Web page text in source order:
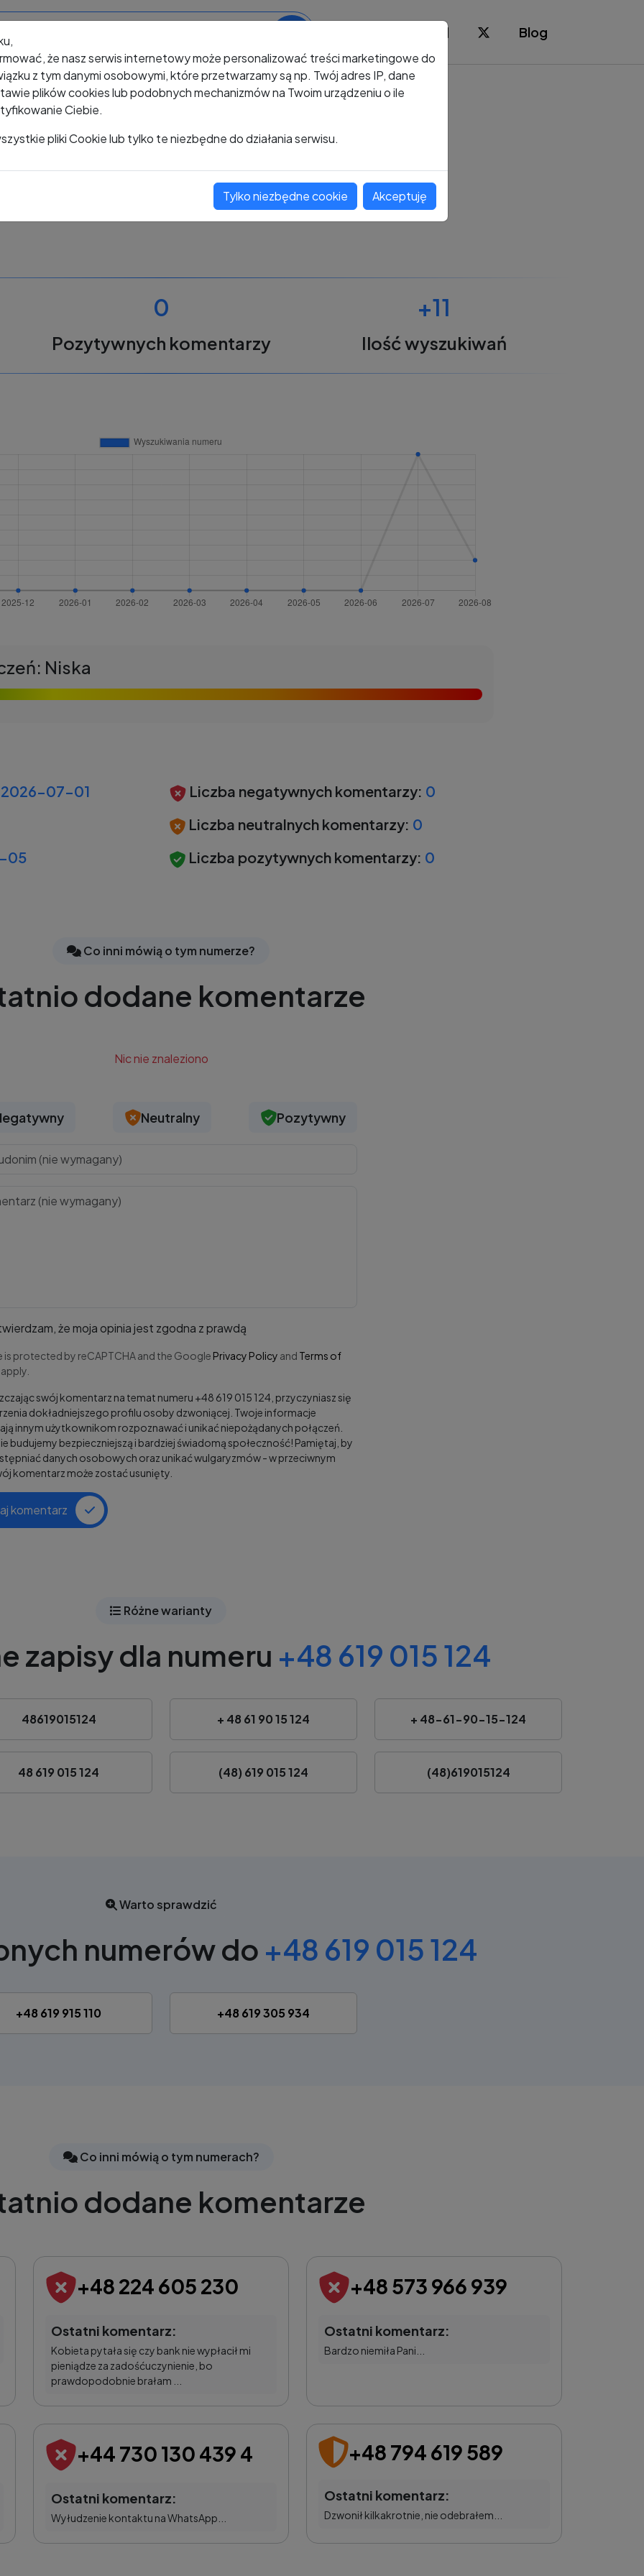
Blog
+48 619 015 124
Oceń ten numer
0
Pozytywnych komentarzy
+11
Ilość wyszukiwań
Niska
2026-07-01
05
Liczba negatywnych komentarzy: 0
Liczba neutralnych komentarzy: 0
Liczba pozytywnych komentarzy: 0
Co inni mówią o tym numerze?
dodane komentarze
Nic nie znaleziono
Neutralny Pozytywny
że moja opinia jest zgodna z prawdą
is protected by reCAPTCHA and the Google Privacy Policy and Terms of
apply.
swój komentarz na temat numeru +48 619 015 124, przyczyniasz się
dokładniejszego profilu osoby dzwoniącej. Twoje informacje
innym użytkownikom rozpoznawać i unikać niepożądanych połączeń.
budujemy bezpieczniejszą i bardziej świadomą społeczność! Pamiętaj, by
danych osobowych oraz unikać wulgaryzmów - w przeciwnym
komentarz może zostać usunięty.
komentarz
Różne warianty
zapisy dla numeru +48 619 015 124
48619015124 + 48 61 90 15 124 + 48-61-90-15-124
48 619 015 124 (48) 619 015 124 (48)619015124
Warto sprawdzić
numerów do +48 619 015 124
+48 619 915 110 +48 619 305 934
Co inni mówią o tym numerach?
dodane komentarze
+48 224 605 230
Ostatni komentarz:
Kobieta pytała się czy bank nie wypłacił mi
pieniądze za zadośćuczynienie, bo
prawdopodobnie brałam ...
+48 573 966 939
Ostatni komentarz:
Bardzo niemiła Pani...
+44 730 130 439 4
Ostatni komentarz:
Wyłudzenie kontaktu na WhatsApp...
+48 794 619 589
Ostatni komentarz:
Dzwonił kilkakrotnie, nie odebrałem...
że nasz serwis internetowy może personalizować treści marketingowe do
z tym danymi osobowymi, które przetwarzamy są np. Twój adres IP, dane
plików cookies lub podobnych mechanizmów na Twoim urządzeniu o ile
Ciebie.
pliki Cookie lub tylko te niezbędne do działania serwisu.
Tylko niezbędne cookie Akceptuję